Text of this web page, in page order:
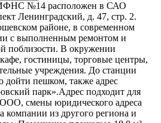
№14 расположен в САО
Ленинградский, д. 47, стр. 2.
районе, в современном
с выполненным ремонтом и
поблизости. В окружении
гостиницы, торговые центры,
учреждения. До станции
пешком, также адрес
парк».Адрес подходит для
смены юридического адреса
компании из другого региона и